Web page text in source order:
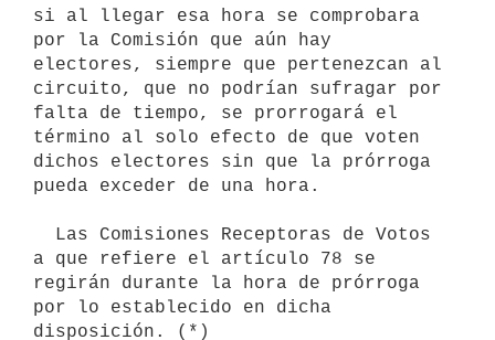
si al llegar esa hora se comprobara
por la Comisión que aún hay
electores, siempre que pertenezcan al
circuito, que no podrían sufragar por
falta de tiempo, se prorrogará el
término al solo efecto de que voten
dichos electores sin que la prórroga
pueda exceder de una hora.
a que refiere el artículo 78 se
regirán durante la hora de prórroga
por lo establecido en dicha
disposición. (*)